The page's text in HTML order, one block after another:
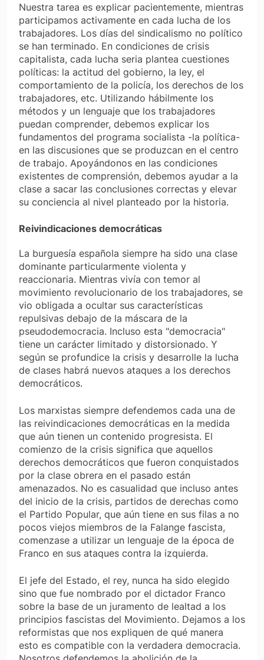
Nuestra tarea es explicar pacientemente, mientras
participamos activamente en cada lucha de los
trabajadores. Los días del sindicalismo no político
se han terminado. En condiciones de crisis
capitalista, cada lucha seria plantea cuestiones
políticas: la actitud del gobierno, la ley, el
comportamiento de la policía, los derechos de los
trabajadores, etc. Utilizando hábilmente los
métodos y un lenguaje que los trabajadores
puedan comprender, debemos explicar los
fundamentos del programa socialista -la política-
en las discusiones que se produzcan en el centro
de trabajo. Apoyándonos en las condiciones
existentes de comprensión, debemos ayudar a la
clase a sacar las conclusiones correctas y elevar
su conciencia al nivel planteado por la historia.
Reivindicaciones democráticas
La burguesía española siempre ha sido una clase
dominante particularmente violenta y
reaccionaria. Mientras vivía con temor al
movimiento revolucionario de los trabajadores, se
vio obligada a ocultar sus características
repulsivas debajo de la máscara de la
pseudodemocracia. Incluso esta "democracia"
tiene un carácter limitado y distorsionado. Y
según se profundice la crisis y desarrolle la lucha
de clases habrá nuevos ataques a los derechos
democráticos.
Los marxistas siempre defendemos cada una de
las reivindicaciones democráticas en la medida
que aún tienen un contenido progresista. El
comienzo de la crisis significa que aquellos
derechos democráticos que fueron conquistados
por la clase obrera en el pasado están
amenazados. No es casualidad que incluso antes
del inicio de la crisis, partidos de derechas como
el Partido Popular, que aún tiene en sus filas a no
pocos viejos miembros de la Falange fascista,
comenzase a utilizar un lenguaje de la época de
Franco en sus ataques contra la izquierda.
El jefe del Estado, el rey, nunca ha sido elegido
sino que fue nombrado por el dictador Franco
sobre la base de un juramento de lealtad a los
principios fascistas del Movimiento. Dejamos a los
reformistas que nos expliquen de qué manera
esto es compatible con la verdadera democracia.